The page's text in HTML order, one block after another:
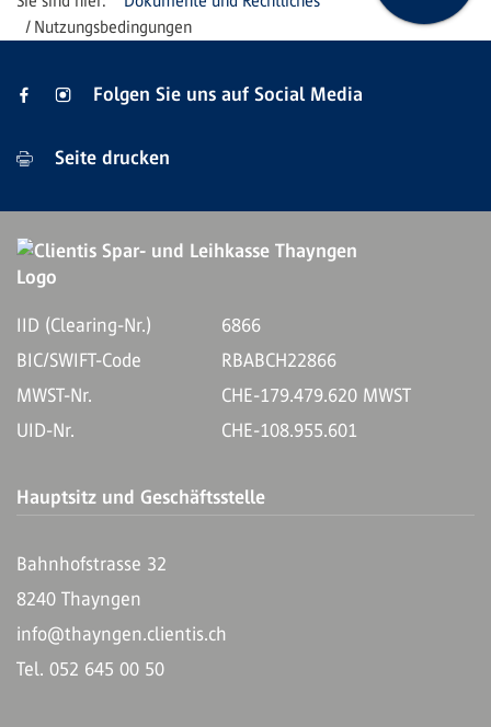
Nutzungsbedingungen
Folgen Sie uns auf Social Media
Seite drucken
IID (Clearing-Nr.)
6866
BIC/SWIFT-Code
RBABCH22866
MWST-Nr.
CHE-179.479.620 MWST
UID-Nr.
CHE-108.955.601
Hauptsitz und Geschäftsstelle
Bahnhofstrasse 32
8240 Thayngen
info@thayngen.clientis.ch
Tel. 052 645 00 50